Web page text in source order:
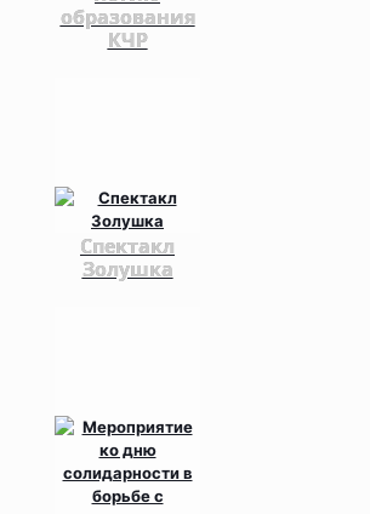
образования
КЧР
Спектакл
Золушка